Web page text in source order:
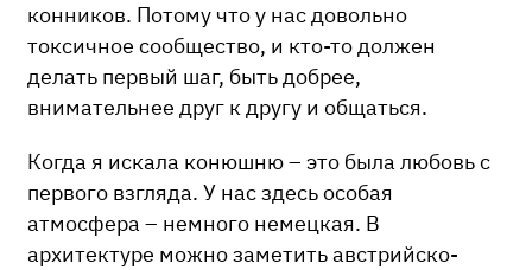
конников. Потому что у нас довольно
токсичное сообщество, и кто-то должен
делать первый шаг, быть добрее,
внимательнее друг к другу и общаться.
Когда я искала конюшню – это была любовь с
первого взгляда. У нас здесь особая
атмосфера – немного немецкая. В
архитектуре можно заметить австрийско-